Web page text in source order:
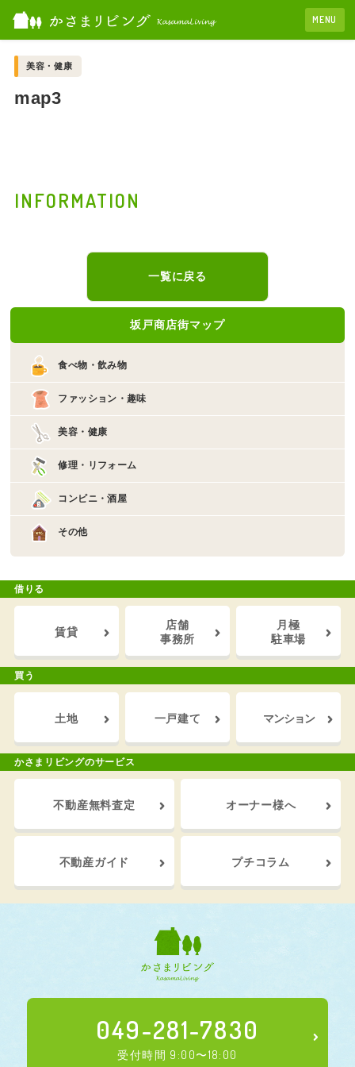
MENU
美容・健康
map3
INFORMATION
一覧に戻る
坂戸商店街マップ
食べ物・飲み物
ファッション・趣味
美容・健康
修理・リフォーム
コンビニ・酒屋
その他
借りる
賃貸
店舗
事務所
月極
駐車場
買う
土地 一戸建て マンション
かさまリビングのサービス
不動産無料査定 オーナー様へ
不動産ガイド プチ コラム
049-281-7830
受付時間 9:00〜18:00